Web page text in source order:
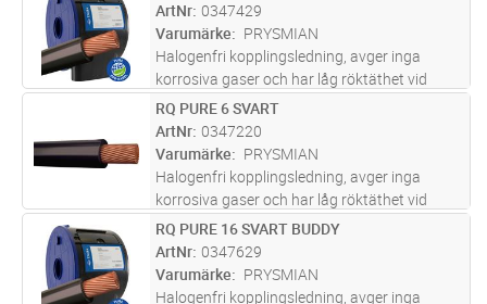
och apparatskåp.
ArtNr 0347429
Varumärke
PRYSMIAN
Halogenfri kopplingsledning, avger inga
korrosiva gaser och har låg röktäthet vid
brand. För indragning i rör, ledningskanaler
och apparatskåp.
M Lägg i kundvagn
RQ PURE 6 SVART
ArtNr 0347220
Varumärke
PRYSMIAN
Halogenfri kopplingsledning, avger inga
korrosiva gaser och har låg röktäthet vid
brand. För indragning i rör, ledningskanaler
och apparatskåp.
M Lägg i kundvagn
RQ PURE 16 SVART BUDDY
ArtNr 0347629
Varumärke
PRYSMIAN
Halogenfri kopplingsledning, avger inga